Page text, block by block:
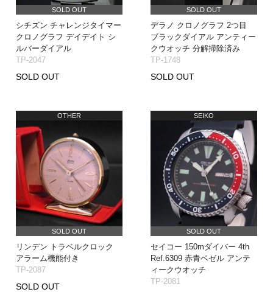
SOLD OUT
シチズン チャレンジタイマー
クロノグラフ デイデイト シ
ルバーダイアル
TP-2047
SOLD OUT
SOLD OUT
デラノ クロノグラフ 2つ目
ブラックダイアル アンティー
クウオッチ 分解掃除済み
TP-1748
SOLD OUT
OTHER
SOLD OUT
リンデン トラベルクロック
アラーム機能付き
TP-2087
SOLD OUT
SEIKO
SOLD OUT
セイコー 150mダイバー 4th
Ref.6309 赤青ベゼル アンテ
ィークウオッチ
TP-2081